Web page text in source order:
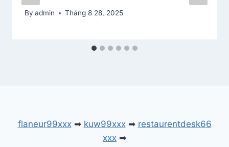
By admin Tháng 8 28, 2025
flaneur99xxx➡ kuw99xxx➡ restaurentdesk66
xxx ➡